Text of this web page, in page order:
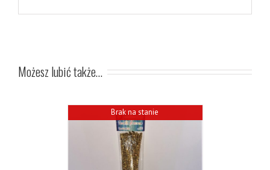
Możesz lubić także…
Brak na stanie